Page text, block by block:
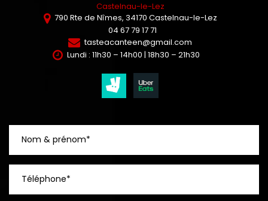
Castelnau-le-Lez
790 Rte de Nîmes, 34170 Castelnau-le-Lez
04 67 79 17 71
tasteacanteen@gmail.com
Lundi : 11h30 – 14h00 | 18h30 – 21h30